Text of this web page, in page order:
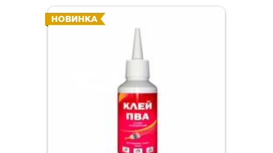
НОВИНКА